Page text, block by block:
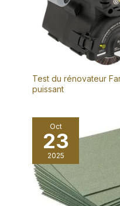
Test du rénovateur
puissant
Oct
23
2025